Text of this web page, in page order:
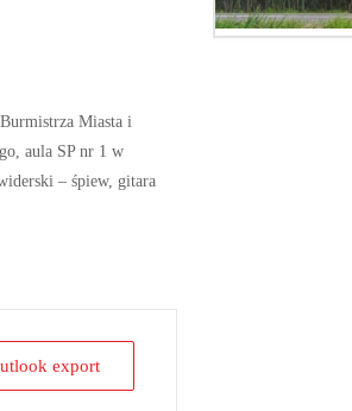
Miasta i
aula SP nr 1 w
– śpiew, gitara
export